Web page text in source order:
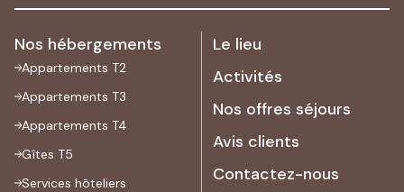
Nos hébergements
Appartements T2
Appartements T3
Appartements T4
Gîtes T5
Services hôteliers
Le lieu
Activités
Nos offres séjours
Avis clients
Contactez-nous